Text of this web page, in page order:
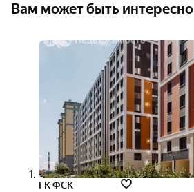
Вам может быть интересно
ГК ФСК